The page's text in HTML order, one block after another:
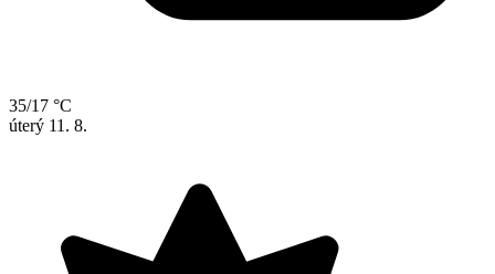
35/17 °C
úterý 11. 8.